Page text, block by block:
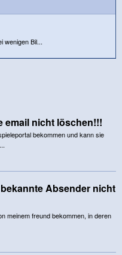
wenigen Bil...
email nicht löschen!!!
bekommen und kann sie
Absender nicht
meinem freund bekommen, in deren